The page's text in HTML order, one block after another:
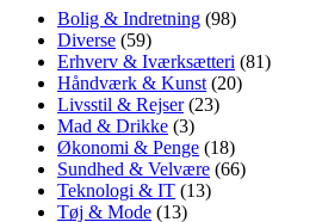
Bolig & Indretning (98)
Diverse (59)
Erhverv & Iværksætteri (81)
Håndværk & Kunst (20)
Livsstil & Rejser(23)
Mad & Drikke (3)
Økonomi & Penge (18)
Sundhed & Velvære (66)
Teknologi & IT (13)
Tøj & Mode (13)